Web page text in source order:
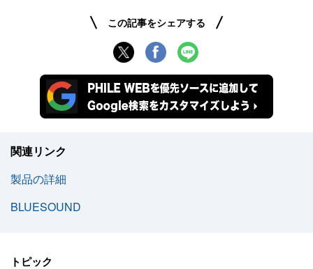
この記事をシェアする
関連リンク
製品の詳細
BLUESOUND
トピック